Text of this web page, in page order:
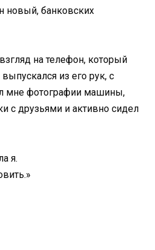
новый, банковских
на телефон, который
из его рук, с
мне фотографии машины,
с друзьями и активно сидел
я.